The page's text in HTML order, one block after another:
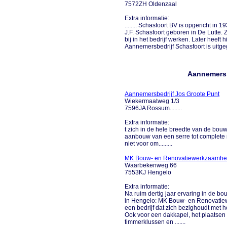
7572ZH Oldenzaal
Extra informatie:
........ Schasfoort BV is opgericht in
J.F. Schasfoort geboren in De Lutte.
bij in het bedrijf werken. Later heeft
Aannemersbedrijf Schasfoort is
Aannemersbedrijf Jos Groote Punt
Wiekermaatweg 1/3
7596JA Rossum........
Extra informatie:
t zich in de hele breedte van de
aanbouw van een serre tot
niet voor om.........
MK Bouw- en
Waarbekenweg 66
7553KJ Hengelo
Extra informatie:
Na ruim dertig jaar ervaring in de
in Hengelo: MK Bouw- en
een bedrijf dat zich bezighoudt met
Ook voor een dakkapel, het
timmerklussen en .......